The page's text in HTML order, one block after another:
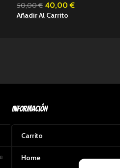
50,00€ 40,00€
Añadir Al Carrito
Información
Carrito
Home